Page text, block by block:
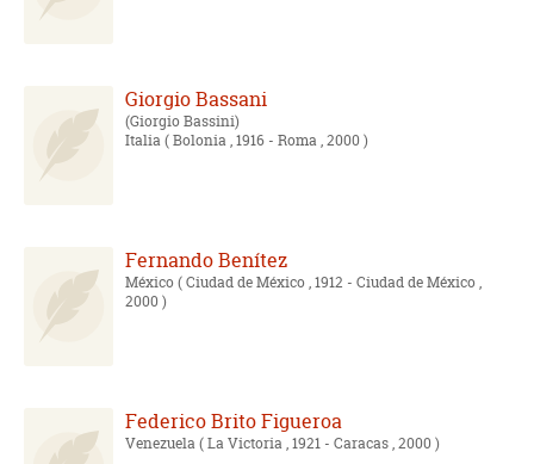
Giorgio Bassani
Giorgio Bassini
Italia( Bolonia , 1916 - Roma , 2000 )
Fernando Benítez
México( Ciudad de México , 1912 - Ciudad de México ,
2000 )
Federico Brito Figueroa
Venezuela( La Victoria , 1921 - Caracas , 2000 )